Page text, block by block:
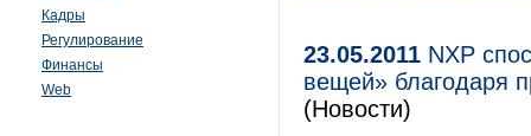
Кадры
Регулирование
Финансы
Web
23.05.2011 NXP
вещей» благодаря
(Новости)